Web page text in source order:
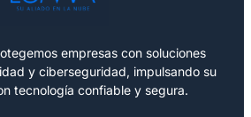
empresas con soluciones
y ciberseguridad, impulsando su
tecnología confiable y segura.